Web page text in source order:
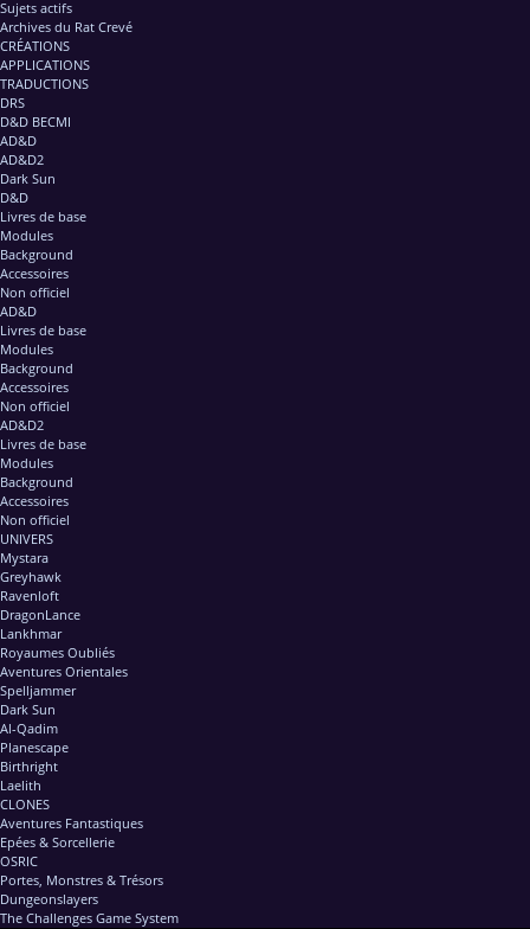
Sujets actifs
Archives du Rat Crevé
CRÉATIONS
APPLICATIONS
TRADUCTIONS
DRS
D&D BECMI
AD&D
AD&D2
Dark Sun
D&D
Livres de base
Modules
Background
Accessoires
Non officiel
AD&D
Livres de base
Modules
Background
Accessoires
Non officiel
AD&D2
Livres de base
Modules
Background
Accessoires
Non officiel
UNIVERS
Mystara
Greyhawk
Ravenloft
DragonLance
Lankhmar
Royaumes Oubliés
Aventures Orientales
Spelljammer
Dark Sun
Al-Qadim
Planescape
Birthright
Laelith
CLONES
Aventures Fantastiques
Epées & Sorcellerie
OSRIC
Portes, Monstres & Trésors
Dungeonslayers
The Challenges Game System